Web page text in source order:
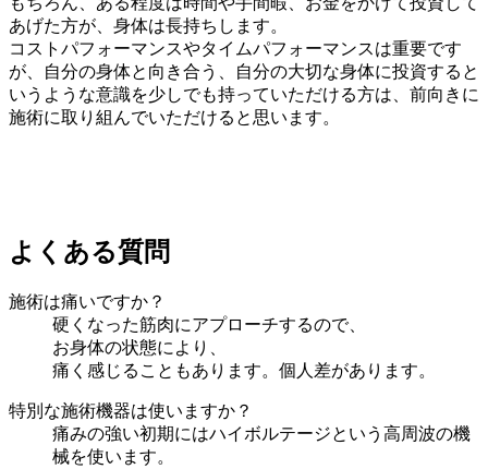
あげた方が、身体は長持ちします。
コストパフォーマンスやタイムパフォーマンスは重要です
が、自分の身体と向き合う、自分の大切な身体に投資すると
いうような意識を少しでも持っていただける方は、前向きに
施術に取り組んでいただけると思います。
よくある質問
施術は痛いですか？
硬くなった筋肉にアプローチするので、
お身体の状態により、
痛く感じることもあります。個人差があります。
特別な施術機器は使いますか？
痛みの強い初期にはハイボルテージという高周波の機
械を使います。